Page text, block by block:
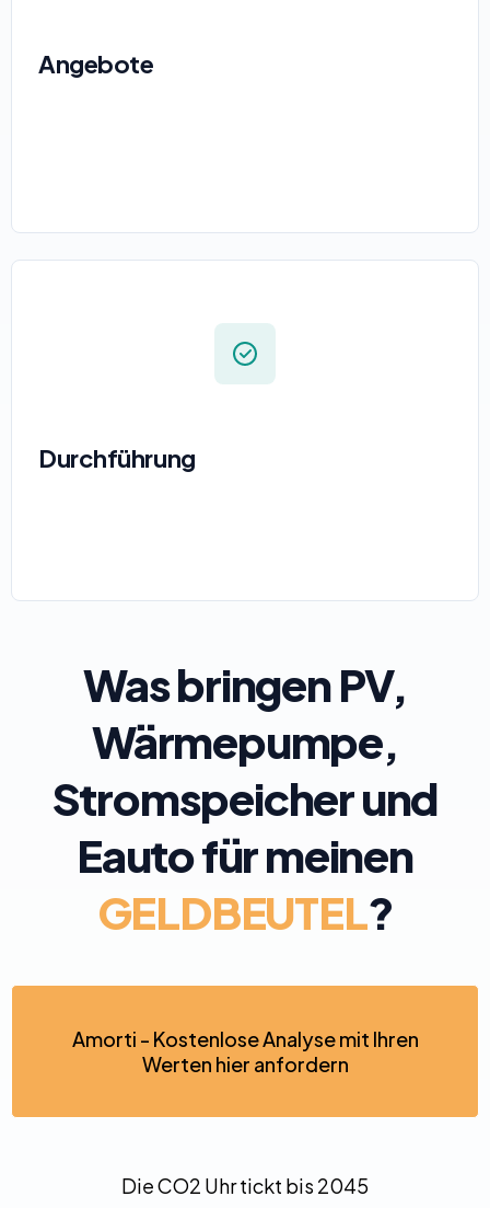
Angebote
Durchführung
Was bringen PV,
Wärmepumpe,
Stromspeicher und
Eauto für meinen
GELDBEUTEL?
Amorti - Kostenlose Analyse mit Ihren
Werten hier anfordern
Die CO2 Uhr tickt bis 2045